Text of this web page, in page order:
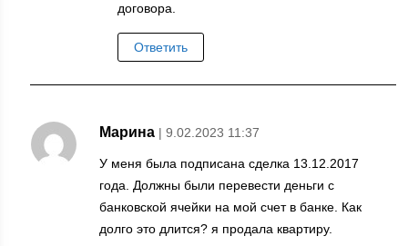
договора.
Ответить
Марина | 9.02.2023 11:37
У меня была подписана сделка 13.12.2017
года. Должны были перевести деньги с
банковской ячейки на мой счет в банке. Как
долго это длится? я продала квартиру.